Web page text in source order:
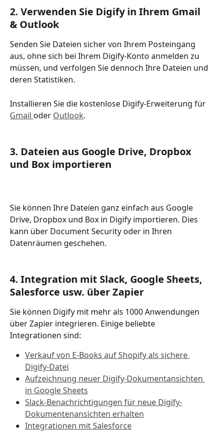
2. Verwenden Sie Digify in Ihrem Gmail
& Outlook
Senden Sie Dateien sicher von Ihrem Posteingang
aus, ohne sich bei Ihrem Digify-Konto anmelden zu
müssen, und verfolgen Sie dennoch Ihre Dateien und
deren Statistiken.
Installieren Sie die kostenlose Digify-Erweiterung für
Gmail oder Outlook.
3. Dateien aus Google Drive, Dropbox
und Box importieren
Sie können Ihre Dateien ganz einfach aus Google
Drive, Dropbox und Box in Digify importieren. Dies
kann über Document Security oder in Ihren
Datenräumen geschehen.
4. Integration mit Slack, Google Sheets,
Salesforce usw. über Zapier
Sie können Digify mit mehr als 1000 Anwendungen
über Zapier integrieren. Einige beliebte
Integrationen sind:
Verkauf von E-Books auf Shopify als sichere
Digify-Datei
Aufzeichnung neuer Digify-Dokumentansichten
in Google Sheets
Slack-Benachrichtigungen für neue Digify-
Dokumentenansichten erhalten
Integrationen mit Salesforce